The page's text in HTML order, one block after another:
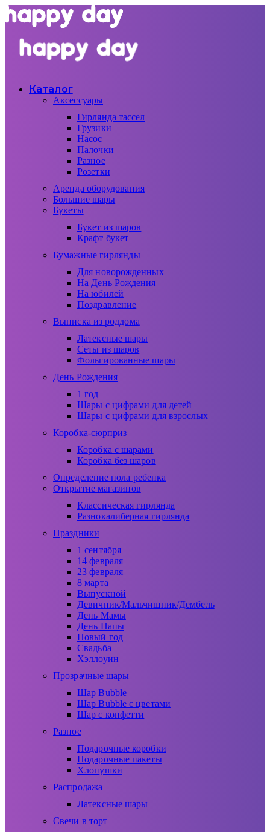
Каталог
Аксессуары
Гирлянда тассел
Грузики
Насос
Палочки
Разное
Розетки
Аренда оборудования
Большие шары
Букеты
Букет из шаров
Крафт букет
Бумажные гирлянды
Для новорожденных
На День Рождения
На юбилей
Поздравление
Выписка из роддома
Латексные шары
Сеты из шаров
Фольгированные шары
День Рождения
1 год
Шары с цифрами для детей
Шары с цифрами для взрослых
Коробка-сюрприз
Коробка с шарами
Коробка без шаров
Определение пола ребенка
Открытие магазинов
Классическая гирлянда
Разнокалиберная гирлянда
Праздники
1 сентября
14 февраля
23 февраля
8 марта
Выпускной
Девичник/Мальчишник/Дембель
День Мамы
День Папы
Новый год
Свадьба
Хэллоуин
Прозрачные шары
Шар Bubble
Шар Bubble с цветами
Шар с конфетти
Разное
Подарочные коробки
Подарочные пакеты
Хлопушки
Распродажа
Латексные шары
Свечи в торт